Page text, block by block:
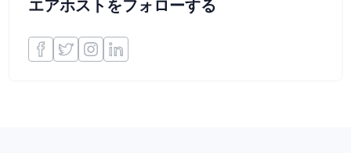
エアホストをフォローする